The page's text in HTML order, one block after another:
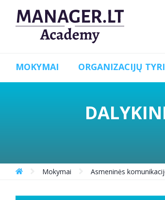
MOKYMAI ORGANIZACIJŲ
Mokymai Asmeninės